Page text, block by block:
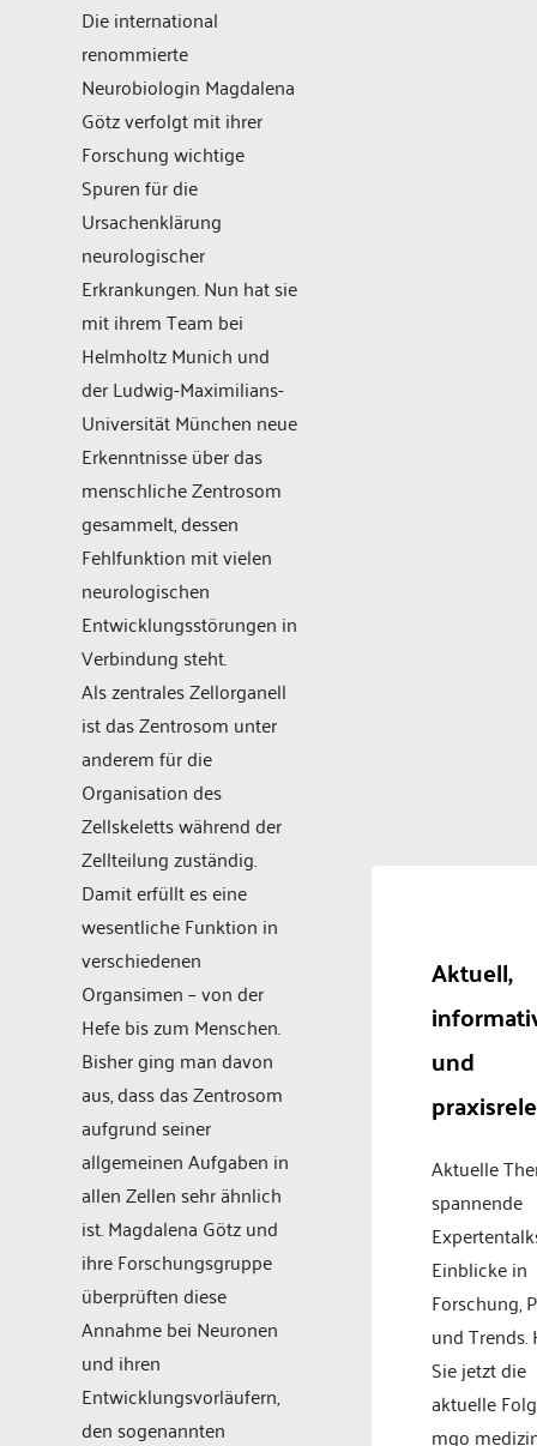
Die international
renommierte
Neurobiologin Magdalena
Götz verfolgt mit ihrer
Forschung wichtige
Spuren für die
Ursachenklärung
neurologischer
Erkrankungen. Nun hat sie
mit ihrem Team bei
Helmholtz Munich und
der Ludwig-Maximilians-
Universität München neue
Erkenntnisse über das
menschliche Zentrosom
gesammelt, dessen
Fehlfunktion mit vielen
neurologischen
Entwicklungsstörungen in
Verbindung steht.
Als zentrales Zellorganell
ist das Zentrosom unter
anderem für die
Organisation des
Zellskeletts während der
Zellteilung zuständig.
Damit erfüllt es eine
wesentliche Funktion in
verschiedenen
Organsimen – von der
Hefe bis zum Menschen.
Bisher ging man davon
aus, dass das Zentrosom
aufgrund seiner
allgemeinen Aufgaben in
allen Zellen sehr ähnlich
ist. Magdalena Götz und
ihre Forschungsgruppe
überprüften diese
Annahme bei Neuronen
und ihren
Entwicklungsvorläufern,
den sogenannten
Aktuell,
und
Aktuelle
spannende
Einblicke in
Forschung,
und Trends.
Sie jetzt die
aktuelle
mgo